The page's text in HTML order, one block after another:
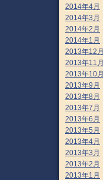
2014年4月
2014年3月
2014年2月
2014年1月
2013年12月
2013年11月
2013年10月
2013年9月
2013年8月
2013年7月
2013年6月
2013年5月
2013年4月
2013年3月
2013年2月
2013年1月